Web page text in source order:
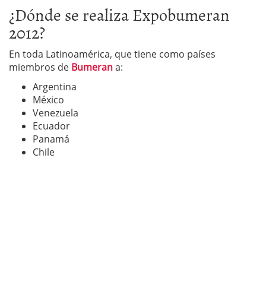
¿Dónde se realiza Expobumeran
2012?
En toda Latinoamérica, que tiene como países
miembros de Bumerana:
Argentina
México
Venezuela
Ecuador
Panamá
Chile